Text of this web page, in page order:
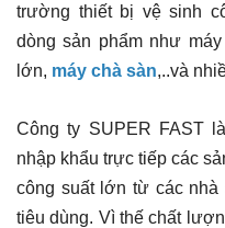
trường thiết bị vệ sinh
dòng sản phẩm như
lớn, máy chà sàn,..và
Công ty SUPER FAST
nhập khẩu trực tiếp các
công suất lớn từ các
tiêu dùng. Vì thế chất